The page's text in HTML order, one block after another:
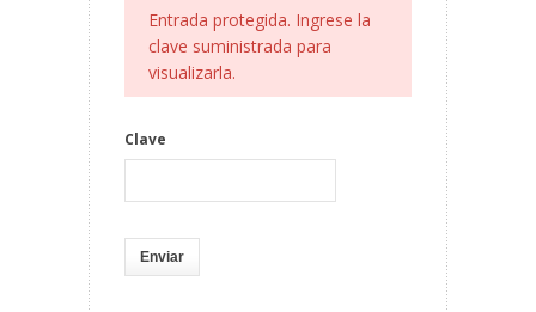
Entrada protegida. Ingrese la
clave suministrada para
visualizarla.
Clave